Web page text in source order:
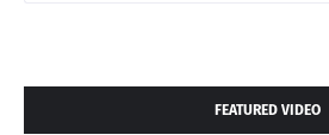
FEATURED VIDEO